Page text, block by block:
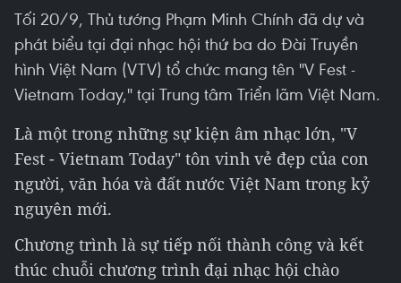
Tối 20/9, Thủ tướng Phạm Minh Chính đã dự và
phát biểu tại đại nhạc hội thứ ba do Đài Truyền
hình Việt Nam (VTV) tổ chức mang tên "V Fest -
Vietnam Today," tại Trung tâm Triển lãm Việt Nam.
Là một trong những sự kiện âm nhạc lớn, "V
Fest - Vietnam Today" tôn vinh vẻ đẹp của con
người, văn hóa và đất nước Việt Nam trong kỷ
nguyên mới.
Chương trình là sự tiếp nối thành công và kết
thúc chuỗi chương trình đại nhạc hội chào